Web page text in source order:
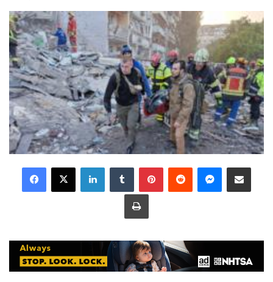
LinkedInTumblr PinterestReddit Messenger
Share via Email
Print